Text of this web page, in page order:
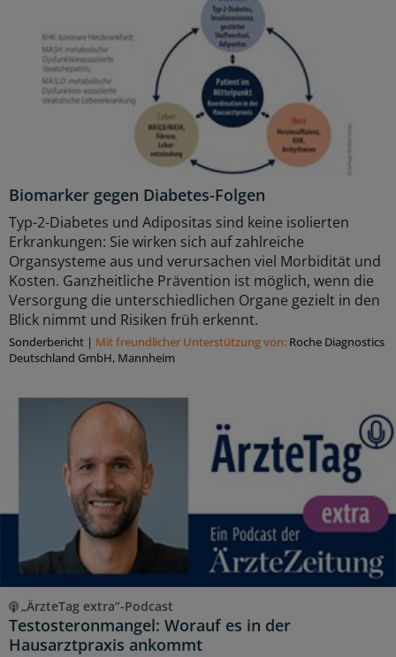
Biomarker gegen Diabetes-Folgen
Typ-2-Diabetes und Adipositas sind keine isolierten
Erkrankungen: Sie wirken sich auf zahlreiche
Organsysteme aus und verursachen viel Morbidität und
Kosten. Ganzheitliche Prävention ist möglich, wenn die
Versorgung die unterschiedlichen Organe gezielt in den
Blick nimmt und Risiken früh erkennt.
Sonderbericht | Mit freundlicher Unterstützung von: Roche Diagnostics
Deutschland GmbH, Mannheim
„ÄrzteTag extra“-Podcast
Testosteronmangel: Worauf es in der
Hausarztpraxis ankommt